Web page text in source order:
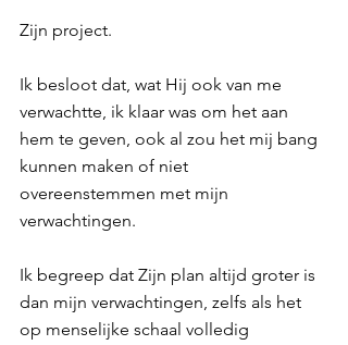
Zijn project.
Ik besloot dat, wat Hij ook van me
verwachtte, ik klaar was om het aan
hem te geven, ook al zou het mij bang
kunnen maken of niet
overeenstemmen met mijn
verwachtingen.
Ik begreep dat Zijn plan altijd groter is
dan mijn verwachtingen, zelfs als het
op menselijke schaal volledig